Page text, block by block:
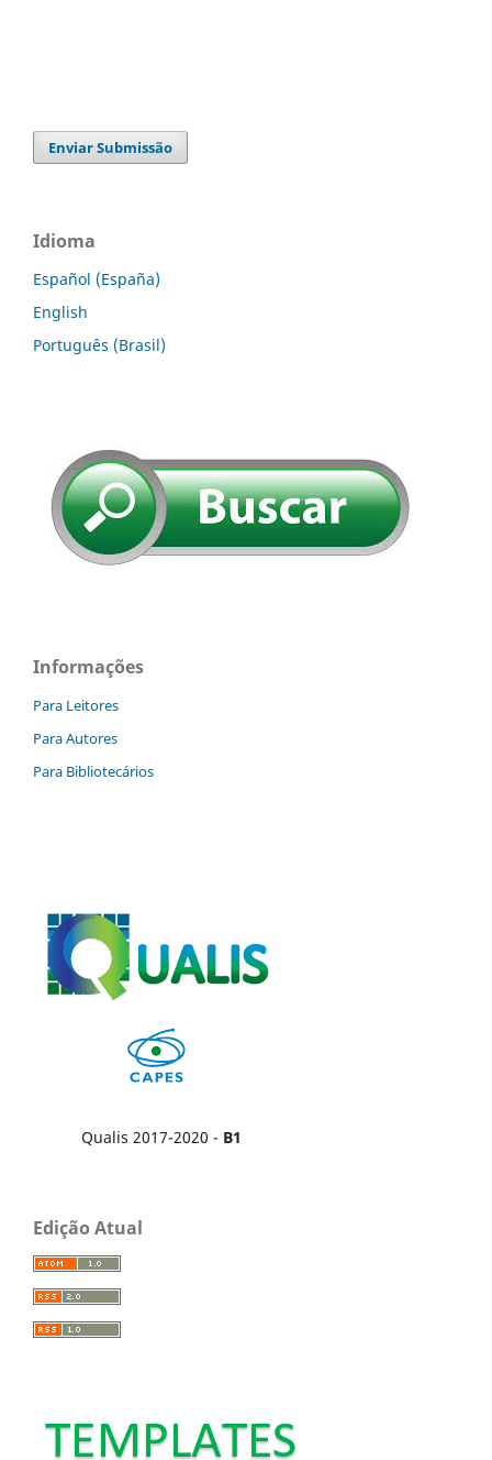
Enviar Submissão
Idioma
Español (España)
English
Português (Brasil)
Informações
Para Leitores
Para Autores
Para Bibliotecários
Qualis 2017-2020 - B1
Edição Atual